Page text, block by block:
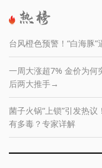
台风橙色预警！“白海豚
一周大涨超7% 金价为何
后两大推手→
菌子火锅“上锁”引发热议
有多毒？专家详解